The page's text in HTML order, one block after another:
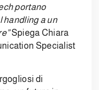
portano
handling a un
Spiega Chiara
Specialist
di